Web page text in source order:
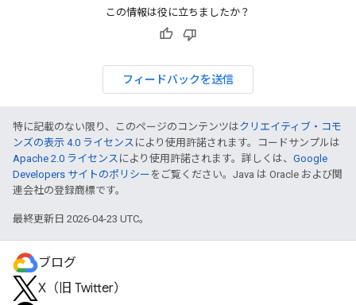
この情報は役に立ちましたか？
フィードバックを送信
特に記載のない限り、このページのコンテンツはクリエイティブ・コモ
ンズの表示 4.0 ライセンス により使用許諾されます。コードサンプルは
Apache 2.0 ライセンス により使用許諾されます。詳しくは、 Google
Developers サイトのポリシー をご覧ください。Java は Oracle および関
連会社の登録商標です。
最終更新日 2026-04-23 UTC。
ブログ
X（旧 Twitter）